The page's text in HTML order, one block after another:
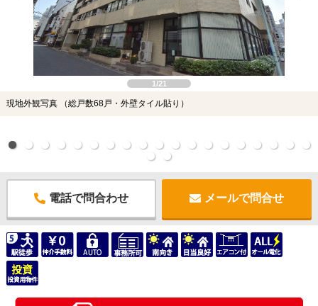
1/21
現地外観写真 （総戸数68戸・外壁タイル貼り）
電話で問合わせ メールで問合せ